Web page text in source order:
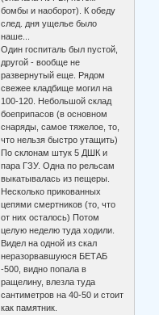
бомбы и наоборот). К обеду
след. дня ущелье было
наше...
Один госпиталь был пустой,
другой - вообще не
развернутый еще. Рядом
свежее кладбище могил на
100-120. Небольшой склад
боеприпасов (в основном
снаряды, самое тяжелое, то,
что нельзя быстро утащить)
По склонам штук 5 ДШК и
пара ГЗУ. Одна по рельсам
выкатывалась из пещеры.
Несколько прикованных
цепями смертников (то, что
от них осталось) Потом
целую неделю туда ходили.
Видел на одной из скал
неразорвавшуюся БЕТАБ
-500, видно попала в
ращелину, влезла туда
сантиметров на 40-50 и стоит
как памятник.